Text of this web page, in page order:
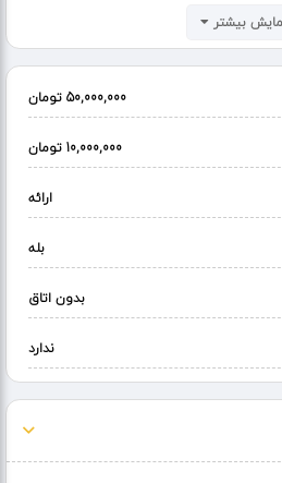
برق، ۱۶ متری کانون
بیشتر
50,000,000 تومان
10,000,000 تومان
ارائه
بله
بدون اتاق
ندارد